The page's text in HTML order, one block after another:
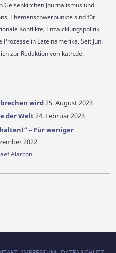
Gelsenkirchen Journalismus und
Themenschwerpunkte sind für
Konflikte, Entwicklungspolitik
Prozesse in Lateinamerika. Seit Juni
zur Redaktion von kath.de.
wird25. August 2023
der Welt24. Februar 2023
– Für weniger
2022
Alarcón